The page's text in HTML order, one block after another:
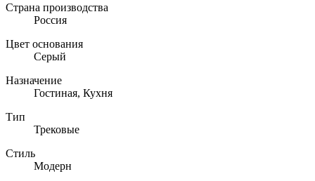
Страна производства
Россия
Цвет основания
Серый
Назначение
Гостиная, Кухня
Тип
Трековые
Стиль
Модерн